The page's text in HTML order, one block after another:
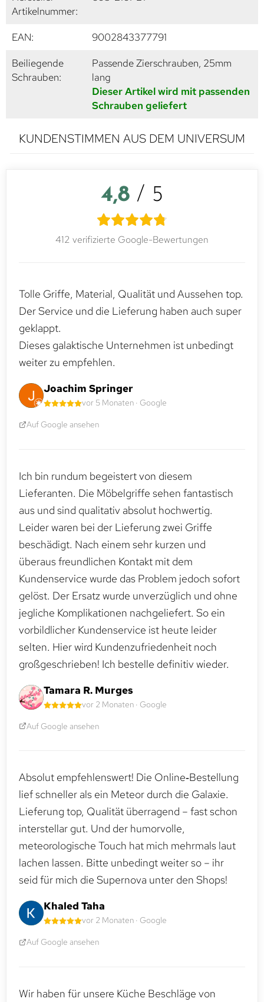
Artikelnummer:
EAN:
9002843377791
Beiliegende
Schrauben:
Passende Zierschrauben, 25mm
lang
Dieser Artikel wird mit passenden
Schrauben geliefert
KUNDENSTIMMEN AUS DEM UNIVERSUM
4,8 / 5
412 verifizierte Google-Bewertungen
Tolle Griffe, Material, Qualität und Aussehen top.
Der Service und die Lieferung haben auch super
geklappt.
Dieses galaktische Unternehmen ist unbedingt
weiter zu empfehlen.
Joachim Springer
vor 5 Monaten · Google
Auf Google ansehen
Ich bin rundum begeistert von diesem
Lieferanten. Die Möbelgriffe sehen fantastisch
aus und sind qualitativ absolut hochwertig.
Leider waren bei der Lieferung zwei Griffe
beschädigt. Nach einem sehr kurzen und
überaus freundlichen Kontakt mit dem
Kundenservice wurde das Problem jedoch sofort
gelöst. Der Ersatz wurde unverzüglich und ohne
jegliche Komplikationen nachgeliefert. So ein
vorbildlicher Kundenservice ist heute leider
selten. Hier wird Kundenzufriedenheit noch
großgeschrieben! Ich bestelle definitiv wieder.
Tamara R. Murges
vor 2 Monaten · Google
Auf Google ansehen
Absolut empfehlenswert! Die Online‑Bestellung
lief schneller als ein Meteor durch die Galaxie.
Lieferung top, Qualität überragend – fast schon
interstellar gut. Und der humorvolle,
meteorologische Touch hat mich mehrmals laut
lachen lassen. Bitte unbedingt weiter so – ihr
seid für mich die Supernova unter den Shops!
Khaled Taha
vor 2 Monaten · Google
Auf Google ansehen
Wir haben für unsere Küche Beschläge von